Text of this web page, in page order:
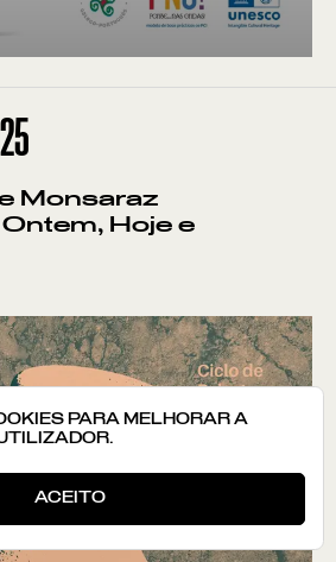
Monsaraz
Hoje e
PARA MELHORAR A
ACEITO